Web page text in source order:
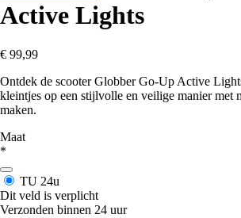
Active Lights
€ 99,99
Ontdek de scooter Globber Go-Up Active
kleintjes op een stijlvolle en veilige manier met
maken.
Maat
*
TU 24u
Dit veld is verplicht
Verzonden binnen 24 uur